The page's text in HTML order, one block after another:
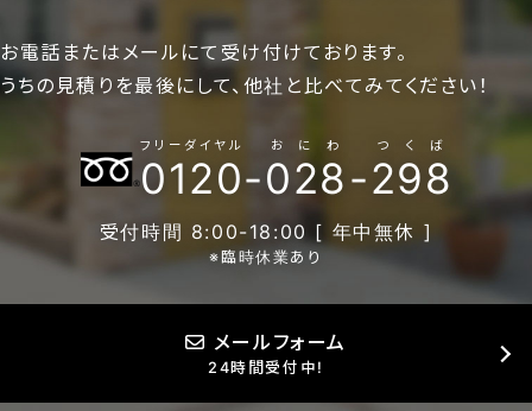
お電話またはメールにて受け付けております。
うちの見積りを最後にして、他社と比べてみてください！
0120
フリーダイヤル
-028
おにわ
-298
つくば
受付時間 8:00-18:00 [ 年中無休 ]
※臨時休業あり
メールフォーム
24時間受付中!